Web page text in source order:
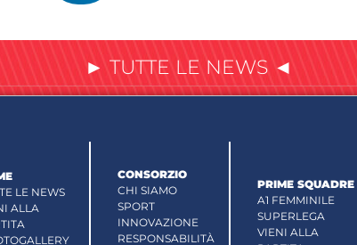
► TUTTE LE NEWS ◄
LE NEWS
ALLA
CONSORZIO
CHI SIAMO
SPORT
INNOVAZIONE
RESPONSABILITÀ
PRIME SQUADRE
A1 FEMMINILE
SUPERLEGA
VIENI ALLA